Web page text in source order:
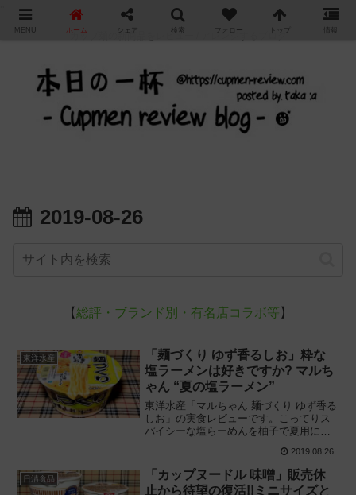
カップ麺の新商品をレビュー / アレンジするブログ
2019-08-26
【総評・ブランド別・有名店コラボ等 】
東洋水産
「麺づくり ゆず香るしお」粋な
塩ラーメンは好きですか? マルち
ゃん “夏の塩ラーメン”
東洋水産「マルちゃん 麺づくり ゆず香る
しお」の実食レビューです。こってりス
パイシーな塩らーめんを柚子で夏用にア
を汲む期間限定のカップラーメンを解
説、実際に食べてみた感想と評価です。
2019.08.26
日清食品
「カップヌードル 味噌」販売休
止から待望の復活!!ミニサイズと
MENU ホーム シェア 検索 フォロー トップ 情報